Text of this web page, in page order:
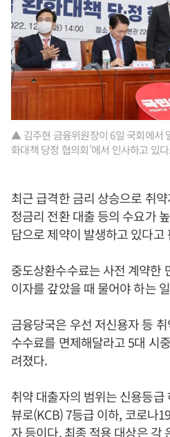
▲ 김주현 금융위원장이 6일 국회에서
화대책 당정 협의회’에서 인사하고 있
최근 급격한 금리 상승으로 취
정금리 전환 대출 등의 수요가
담으로 제약이 발생하고 있다고
중도상환수수료는 사전 계약한
이자를 갚았을 때 물어야 하는
금융당국은 우선 저신용자 등
수수료를 면제해달라고 5대 시
려졌다.
취약 대출자의 범위는 신용등
뷰로(KCB) 7등급 이하, 코로나
자 등이다. 최종 적용 대상은 각